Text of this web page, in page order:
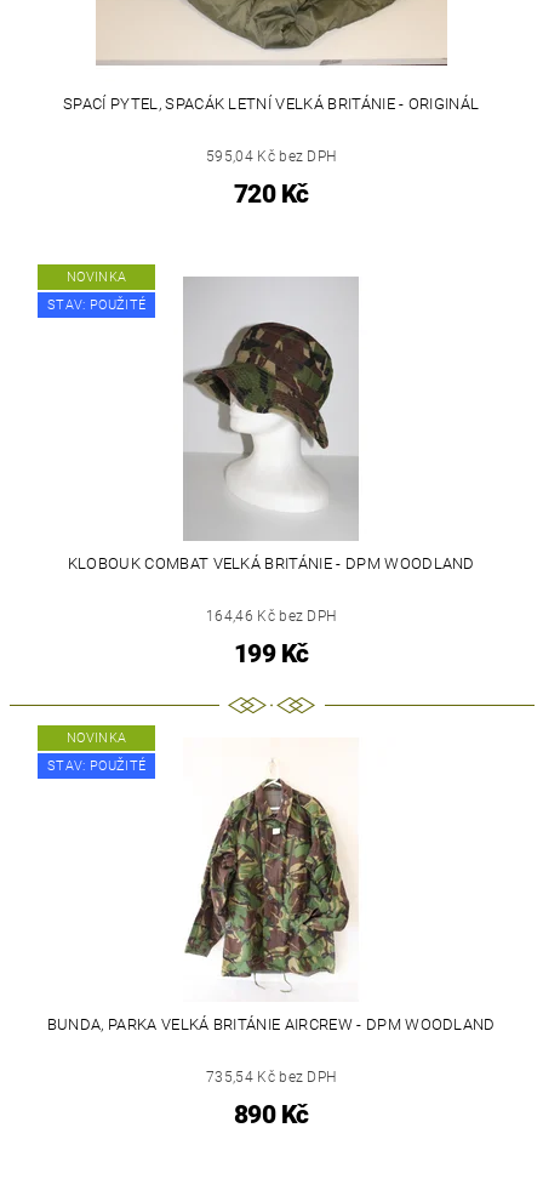
SPACÍ PYTEL, SPACÁK LETNÍ VELKÁ BRITÁNIE - ORIGINÁL
595,04 Kč bez DPH
720 Kč
NOVINKA
STAV: POUŽITÉ
KLOBOUK COMBAT VELKÁ BRITÁNIE - DPM WOODLAND
164,46 Kč bez DPH
199 Kč
NOVINKA
STAV: POUŽITÉ
BUNDA, PARKA VELKÁ BRITÁNIE AIRCREW - DPM WOODLAND
735,54 Kč bez DPH
890 Kč